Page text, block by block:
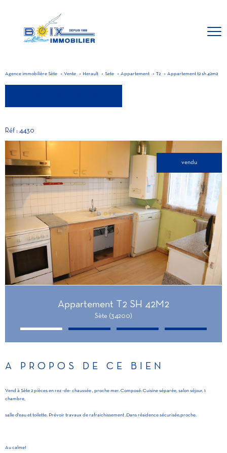
Agence immobilière Sète Vente Herault Sete Appartement T2 Appartement t2 sh 42m2
Réf : 4430
vendu
Appartement T2 SH 42M2
Sète (34200)
A PROPOS DE CE BIEN
Vend à Sète 2 pièces en rez -de- chaussée , proche mer. Composé: Cuisine séparée, salon séjour, 1
chambre,
salle d'eau et toilette. Prévoir travaux de rafraichissement .Dans résidence sécurisée,proche.
Au calme!